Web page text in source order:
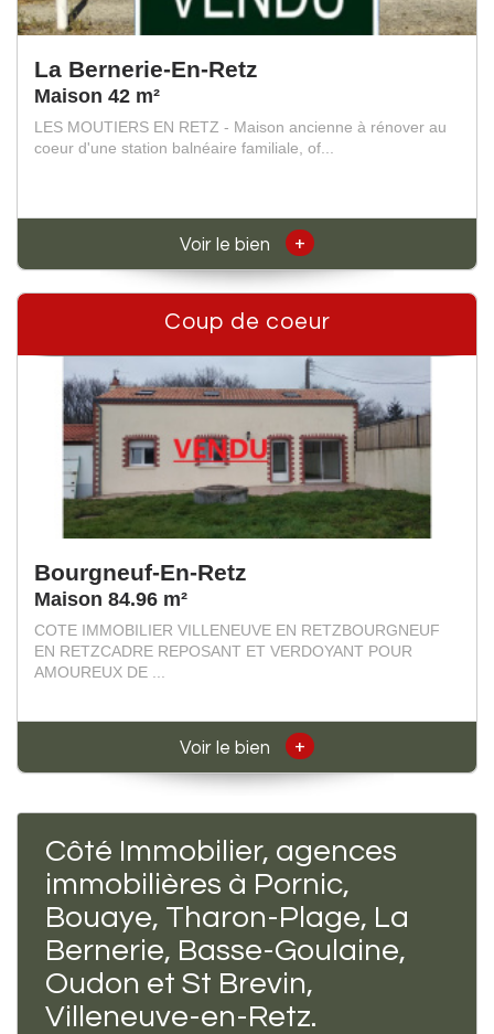
La Bernerie-En-Retz
Maison 42 m²
LES MOUTIERS EN RETZ - Maison ancienne à rénover au
coeur d'une station balnéaire familiale, of...
Voir le bien +
Coup de coeur
Bourgneuf-En-Retz
Maison 84.96 m²
COTE IMMOBILIER VILLENEUVE EN RETZBOURGNEUF
EN RETZCADRE REPOSANT ET VERDOYANT POUR
AMOUREUX DE ...
Voir le bien +
Côté Immobilier, agences
immobilières à Pornic,
Bouaye, Tharon-Plage, La
Bernerie, Basse-Goulaine,
Oudon et St Brevin,
Villeneuve-en-Retz.